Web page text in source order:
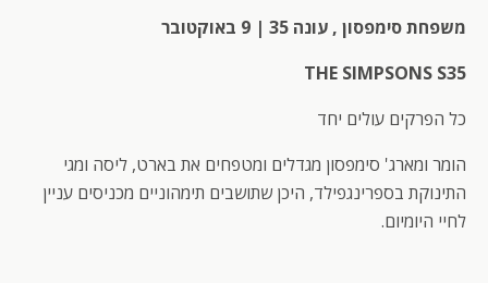
משפחת סימפסון , עונה 35 | 9 באוקטובר
THE SIMPSONS S35
כל הפרקים עולים יחד
הומר ומארג' סימפסון מגדלים ומטפחים את בארט, ליסה ומגי
התינוקת בספרינגפילד, היכן שתושבים תימהוניים מכניסים עניין
לחיי היומיום.